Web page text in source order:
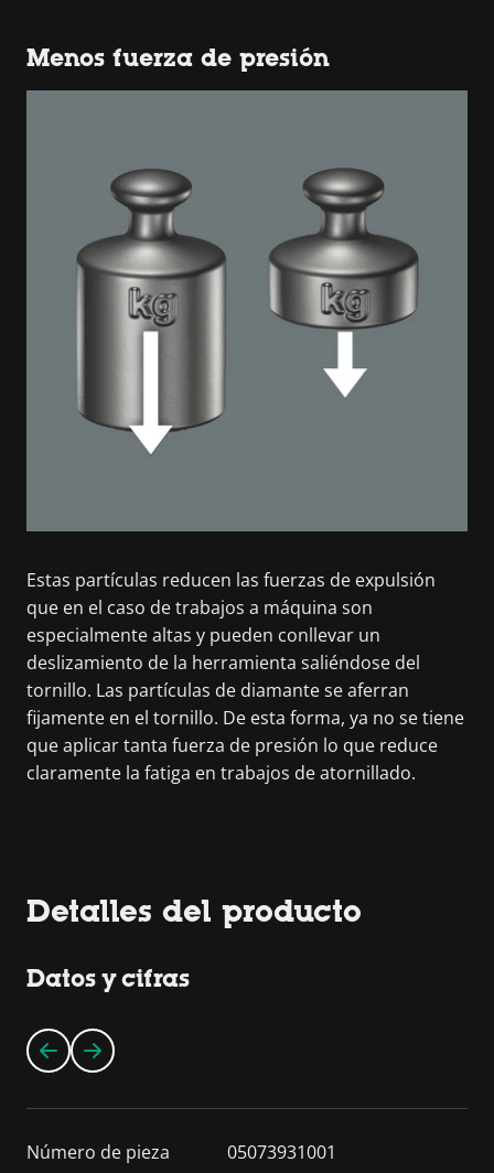
Menos fuerza de presión
Estas partículas reducen las fuerzas de expulsión
que en el caso de trabajos a máquina son
especialmente altas y pueden conllevar un
deslizamiento de la herramienta saliéndose del
tornillo. Las partículas de diamante se aferran
fijamente en el tornillo. De esta forma, ya no se tiene
que aplicar tanta fuerza de presión lo que reduce
claramente la fatiga en trabajos de atornillado.
Detalles del producto
Datos y cifras
Número de pieza 05073931001